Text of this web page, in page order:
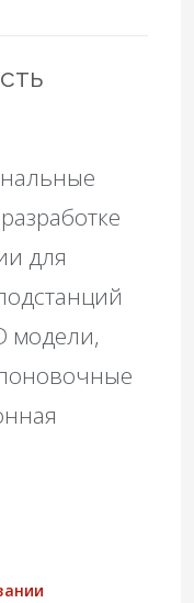
для
модели,